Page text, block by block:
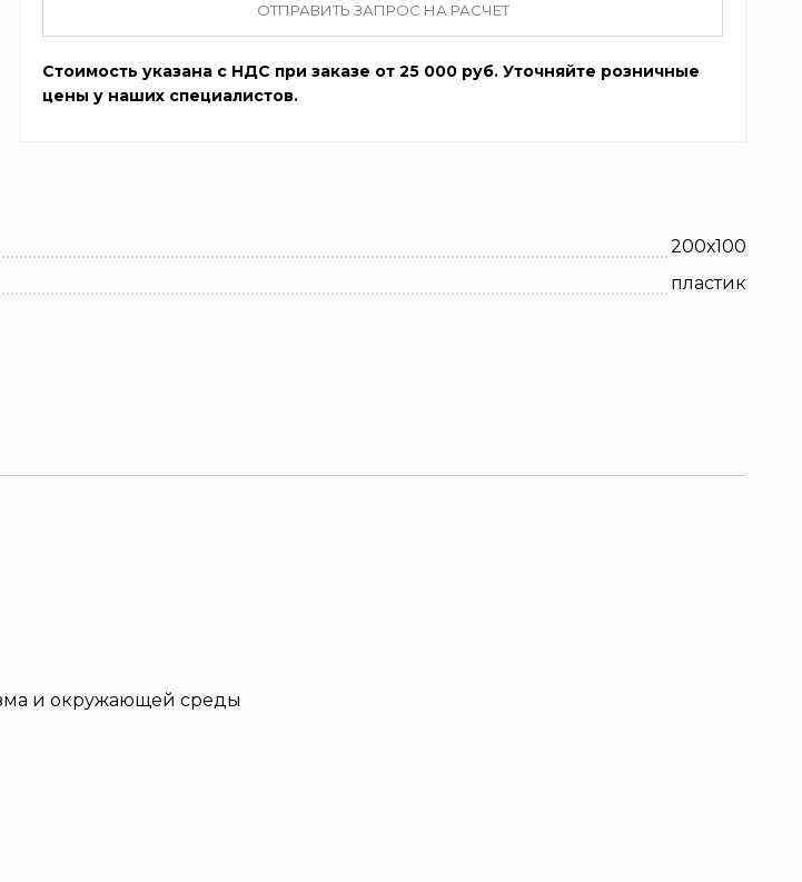
200х100
пластик
ОТПРАВИТЬ ЗАПРОС НА РАСЧЕТ
Стоимость указана с НДС при заказе от 25 000 руб. Уточняйте розничные
цены у наших специалистов.
и окружающей среды